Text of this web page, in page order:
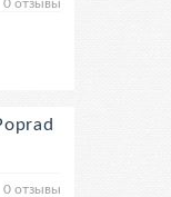
0 отзывы
0 отзывы